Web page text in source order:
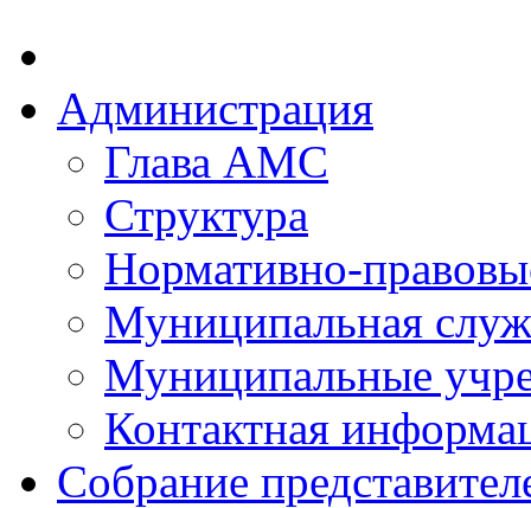
Администрация
Глава АМС
Структура
Нормативно-
Муниципальная
Муниципальные
Контактная
Собрание